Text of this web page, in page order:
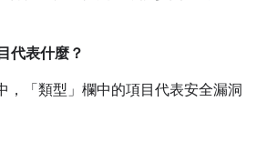
代表什麼？
「類型」 欄中的項目代表安全漏洞